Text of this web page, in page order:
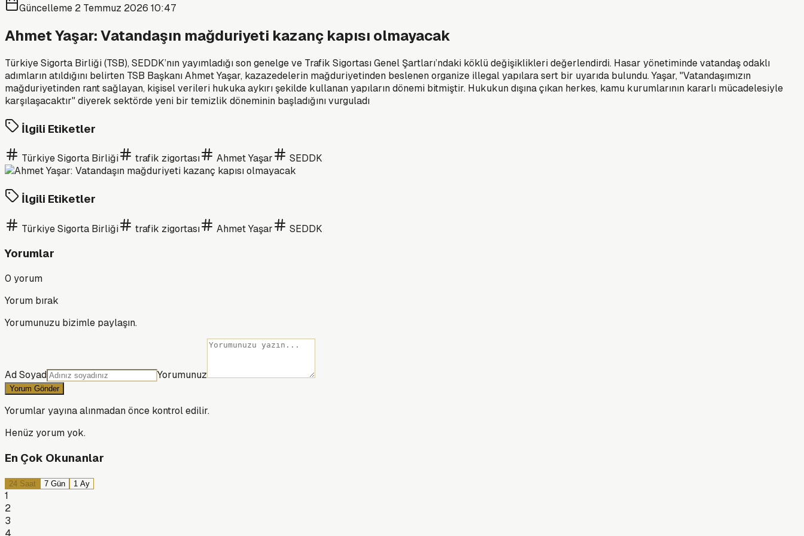
Güncelleme 2 Temmuz 2026 10:47
Ahmet Yaşar: Vatandaşın mağduriyeti kazanç kapısı olmayacak
Türkiye Sigorta Birliği (TSB), SEDDK’nın yayımladığı son genelge ve Trafik Sigortası Genel Şartları’ndaki köklü değişiklikleri değerlendirdi. Hasar yönetiminde vatandaş odaklı
adımların atıldığını belirten TSB Başkanı Ahmet Yaşar, kazazedelerin mağduriyetinden beslenen organize illegal yapılara sert bir uyarıda bulundu. Yaşar, "Vatandaşımızın
mağduriyetinden rant sağlayan, kişisel verileri hukuka aykırı şekilde kullanan yapıların dönemi bitmiştir. Hukukun dışına çıkan herkes, kamu kurumlarının kararlı mücadelesiyle
karşılaşacaktır" diyerek sektörde yeni bir temizlik döneminin başladığını vurguladı
İlgili Etiketler
Türkiye Sigorta Birliği trafik zigortası Ahmet Yaşar SEDDK
İlgili Etiketler
Türkiye Sigorta Birliği trafik zigortası Ahmet Yaşar SEDDK
Yorumlar
0 yorum
Yorum bırak
Yorumunuzu bizimle paylaşın.
Ad Soyad Yorumunuz
Yorum Gönder
Yorumlar yayına alınmadan önce kontrol edilir.
Henüz yorum yok.
En Çok Okunanlar
24 Saat 7 Gün 1 Ay
1
2
3
4